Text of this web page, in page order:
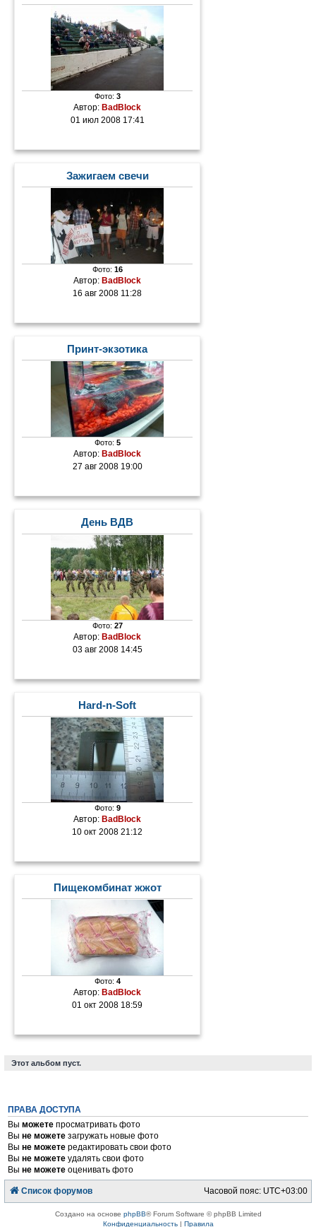
Фото: 3
Автор:BadBlock
01 июл 2008 17:41
Зажигаем свечи
Фото: 16
Автор: BadBlock
16 авг 2008 11:28
Принт-экзотика
Фото: 5
Автор: BadBlock
27 авг 2008 19:00
День ВДВ
Фото: 27
Автор:BadBlock
03 авг 2008 14:45
Hard-n-Soft
Фото: 9
Автор:BadBlock
10 окт 2008 21:12
Пищекомбинат жжот
Фото: 4
Автор: BadBlock
01 окт 2008 18:59
Этот альбом пуст.
ПРАВА ДОСТУПА
Выможете просматривать фото
Выне можете загружать новые фото
Выне можете редактировать свои фото
Выне можете удалять свои фото
Выне можете оценивать фото
Список форумов Часовой пояс: UTC+03:00
Создано на основе phpBB® Forum Software © phpBB Limited
Конфиденциальность| Правила